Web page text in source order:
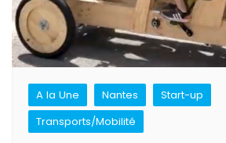
A la Une Nantes
Start-up
Transports/Mobilité